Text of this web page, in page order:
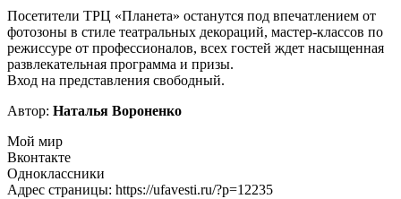
Посетители ТРЦ «Планета» останутся под впечатлением от
фотозоны в стиле театральных декораций, мастер-классов по
режиссуре от профессионалов, всех гостей ждет насыщенная
развлекательная программа и призы.
Вход на представления свободный.
Автор: Наталья Вороненко
Мой мир
Вконтакте
Одноклассники
Адрес страницы: https://ufavesti.ru/?p=12235